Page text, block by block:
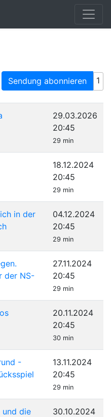
Sendung abonnieren 1
29.03.2026
20:45
29 min
18.12.2024
20:45
29 min
in der
04.12.2024
20:45
29 min
der NS-
27.11.2024
20:45
29 min
20.11.2024
20:45
30 min
-
13.11.2024
20:45
29 min
und die
30.10.2024